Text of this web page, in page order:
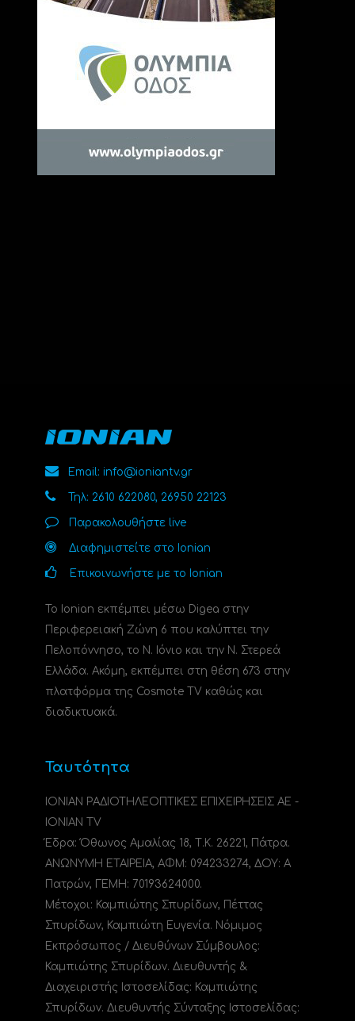
Email: info@ioniantv.gr
Τηλ: 2610 622080, 26950 22123
Παρακολουθήστε live
Διαφημιστείτε στο Ionian
Επικοινωνήστε με το Ionian
Το Ionian εκπέμπει μέσω Digea στην
Περιφερειακή Ζώνη 6 που καλύπτει την
Πελοπόννησο, το N. Ιόνιο και την Ν. Στερεά
Ελλάδα. Ακόμη, εκπέμπει στη θέση 673 στην
πλατφόρμα της Cosmote TV καθώς και
διαδικτυακά.
Ταυτότητα
ΙΟΝΙΑΝ ΡΑΔΙΟΤΗΛΕΟΠΤΙΚΕΣ ΕΠΙΧΕΙΡΗΣΕΙΣ ΑΕ -
IONIAN TV
Έδρα: Όθωνος Αμαλίας 18, Τ.Κ. 26221, Πάτρα.
ΑΝΩΝΥΜΗ ΕΤΑΙΡΕΙΑ, ΑΦΜ: 094233274, ΔΟΥ: A
Πατρών, ΓΕΜΗ: 70193624000.
Μέτοχοι: Καμπιώτης Σπυρίδων, Πέττας
Σπυρίδων, Καμπιώτη Ευγενία. Νόμιμος
Εκπρόσωπος / Διευθύνων Σύμβουλος:
Καμπιώτης Σπυρίδων. Διευθυντής &
Διαχειριστής Ιστοσελίδας: Καμπιώτης
Σπυρίδων. Διευθυντής Σύνταξης Ιστοσελίδας: